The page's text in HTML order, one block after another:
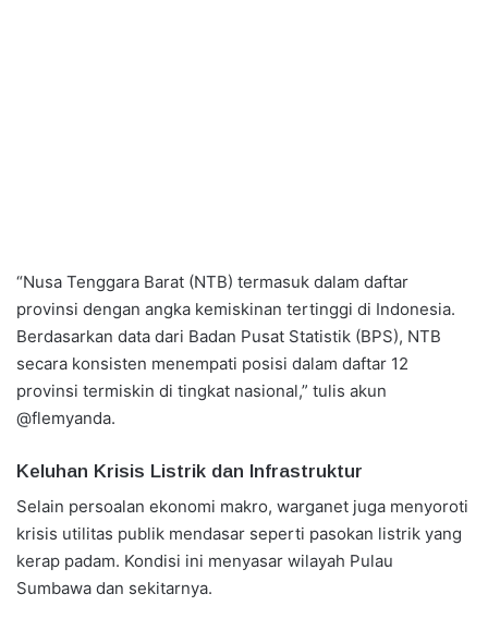
“Nusa Tenggara Barat (NTB) termasuk dalam daftar
provinsi dengan angka kemiskinan tertinggi di Indonesia.
Berdasarkan data dari Badan Pusat Statistik (BPS), NTB
secara konsisten menempati posisi dalam daftar 12
provinsi termiskin di tingkat nasional,” tulis akun
@flemyanda.
Keluhan Krisis Listrik dan Infrastruktur
Selain persoalan ekonomi makro, warganet juga menyoroti
krisis utilitas publik mendasar seperti pasokan listrik yang
kerap padam. Kondisi ini menyasar wilayah Pulau
Sumbawa dan sekitarnya.